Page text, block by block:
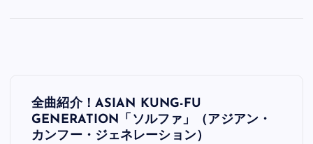
投
稿
全曲紹介！ASIAN KUNG-FU
GENERATION「ソルファ」（アジアン・
カンフー・ジェネレーション）